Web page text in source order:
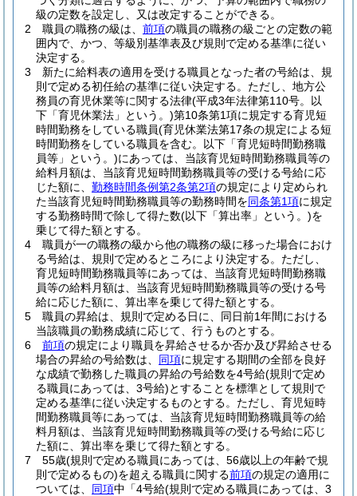
級の定数を設定し、又は改定することができる。
2
職員の職務の級は、 前項の職員の職務の級ごとの定数の範
囲内で、かつ、等級別基準表及び規則で定める基準に従い
決定する。
3
新たに給料表の適用を受ける職員となった者の号給は、規
則で定める初任給の基準に従い決定する。 ただし、地方公
務員の育児休業等に関する法律(平成3年法律第110号。以
下「育児休業法」という。)第10条第1項に規定する育児短
時間勤務をしている職員(育児休業法第17条の規定による短
時間勤務をしている職員を含む。以下「育児短時間勤務職
員等」という。)にあっては、当該育児短時間勤務職員等の
給料月額は、当該育児短時間勤務職員等の受ける号給に応
じた額に、 勤務時間条例第2条第2項の規定により定められ
た当該育児短時間勤務職員等の勤務時間を同条第1項に規定
する勤務時間で除して得た数(以下「算出率」という。)を
乗じて得た額とする。
4
職員が一の職務の級から他の職務の級に移った場合におけ
る号給は、規則で定めるところにより決定する。 ただし、
育児短時間勤務職員等にあっては、当該育児短時間勤務職
員等の給料月額は、当該育児短時間勤務職員等の受ける号
給に応じた額に、算出率を乗じて得た額とする。
5
職員の昇給は、規則で定める日に、同日前1年間における
当該職員の勤務成績に応じて、行うものとする。
6
前項の規定により職員を昇給させるか否か及び昇給させる
場合の昇給の号給数は、 同項に規定する期間の全部を良好
な成績で勤務した職員の昇給の号給数を4号給(規則で定め
る職員にあっては、3号給)とすることを標準として規則で
定める基準に従い決定するものとする。 ただし、育児短時
間勤務職員等にあっては、当該育児短時間勤務職員等の給
料月額は、当該育児短時間勤務職員等の受ける号給に応じ
た額に、算出率を乗じて得た額とする。
7
55歳(規則で定める職員にあっては、56歳以上の年齢で規
則で定めるもの)を超える職員に関する前項の規定の適用に
ついては、 同項中「4号給(規則で定める職員にあっては、3